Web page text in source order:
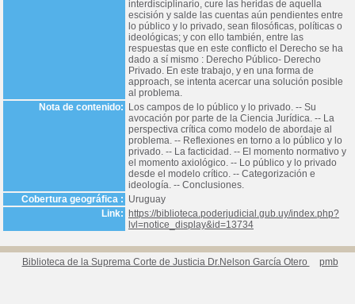
interdisciplinario, cure las heridas de aquella
escisión y salde las cuentas aún pendientes entre
lo público y lo privado, sean filosóficas, políticas o
ideológicas; y con ello también, entre las
respuestas que en este conflicto el Derecho se ha
dado a sí mismo : Derecho Público- Derecho
Privado. En este trabajo, y en una forma de
approach, se intenta acercar una solución posible
al problema.
Nota de contenido:
Los campos de lo público y lo privado. -- Su
avocación por parte de la Ciencia Jurídica. -- La
perspectiva crítica como modelo de abordaje al
problema. -- Reflexiones en torno a lo público y lo
privado. -- La facticidad. -- El momento normativo y
el momento axiológico. -- Lo público y lo privado
desde el modelo crítico. -- Categorización e
ideología. -- Conclusiones.
Cobertura geográfica : Uruguay
Link:
https://biblioteca.poderjudicial.gub.uy/index.php?
lvl=notice_display&id=13734
Biblioteca de la Suprema Corte de Justicia Dr.Nelson García Otero pmb